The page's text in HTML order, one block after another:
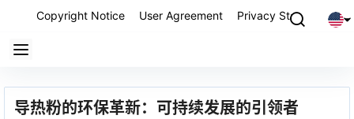
Copyright Notice User Agreement Privacy Statement
导热粉的环保革新：可持续发展的引领者